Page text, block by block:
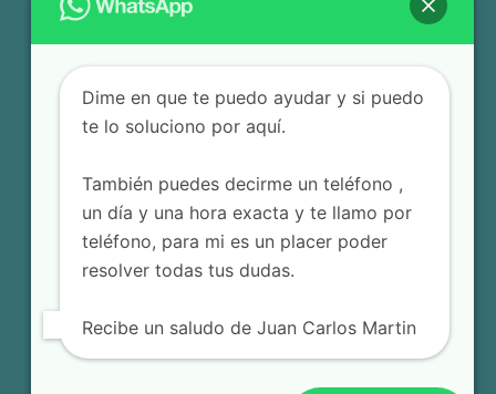
Dime en que te puedo ayudar y si puedo
te lo soluciono por aquí.
También puedes decirme un teléfono ,
un día y una hora exacta y te llamo por
teléfono, para mi es un placer poder
resolver todas tus dudas.
Recibe un saludo de Juan Carlos Martin